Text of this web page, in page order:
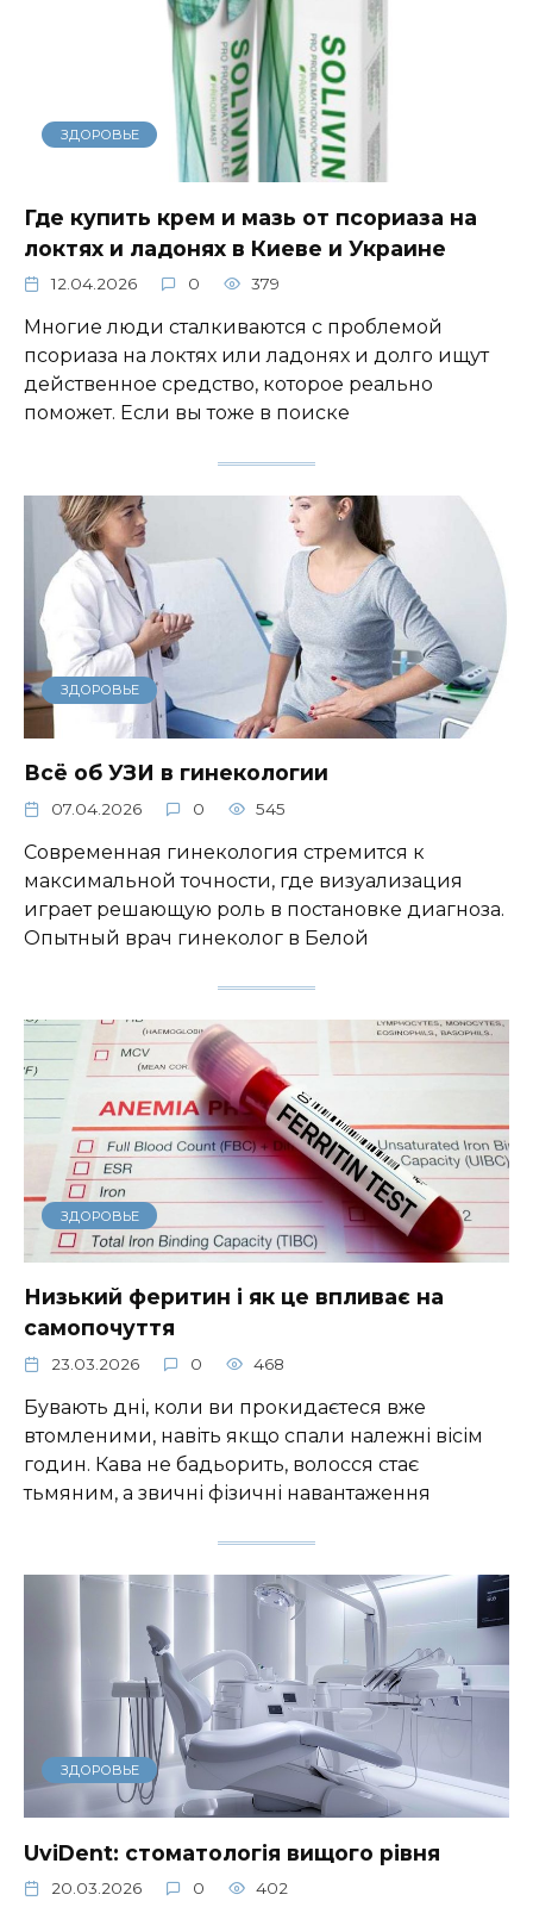
ЗДОРОВЬЕ
Где купить крем и мазь от псориаза на
локтях и ладонях в Киеве и Украине
12.04.2026 0 379
Многие люди сталкиваются с проблемой
псориаза на локтях или ладонях и долго ищут
действенное средство, которое реально
поможет. Если вы тоже в поиске
ЗДОРОВЬЕ
Всё об УЗИ в гинекологии
07.04.2026 0 545
Современная гинекология стремится к
максимальной точности, где визуализация
играет решающую роль в постановке диагноза.
Опытный врач гинеколог в Белой
ЗДОРОВЬЕ
Низький феритин і як це впливає на
самопочуття
23.03.2026 0 468
Бувають дні, коли ви прокидаєтеся вже
втомленими, навіть якщо спали належні вісім
годин. Кава не бадьорить, волосся стає
тьмяним, а звичні фізичні навантаження
ЗДОРОВЬЕ
UviDent: стоматологія вищого рівня
20.03.2026 0 402